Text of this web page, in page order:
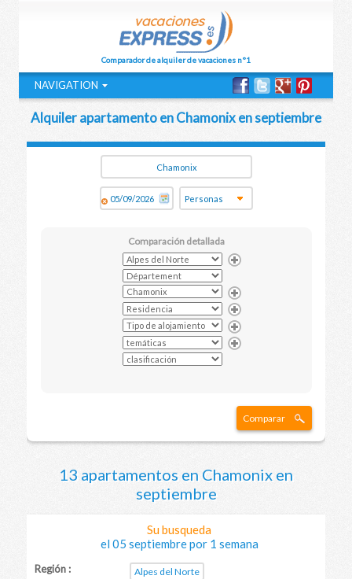
Comparador de alquiler de vacaciones n°1
Alquiler apartamento en Chamonix en septiembre
Comparación detallada
Comparar
13 apartamentos en Chamonix en
septiembre
Su busqueda
el 05 septiembre por 1 semana
Región : Alpes del Norte
NAVIGATION